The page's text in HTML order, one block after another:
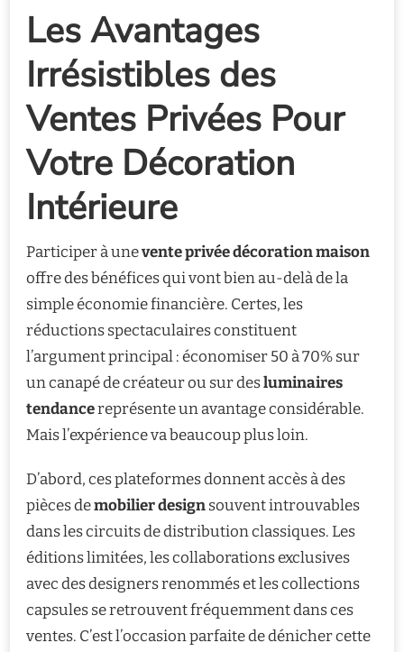
Les Avantages
Irrésistibles des
Ventes Privées Pour
Votre Décoration
Intérieure
Participer à unevente privée décoration maison
offre des bénéfices qui vont bien au-delà de la
simple économie financière. Certes, les
réductions spectaculaires constituent
l’argument principal : économiser 50 à 70% sur
un canapé de créateur ou sur desluminaires
tendancereprésente un avantage considérable.
Mais l’expérience va beaucoup plus loin.
D’abord, ces plateformes donnent accès à des
pièces demobilier designsouvent introuvables
dans les circuits de distribution classiques. Les
éditions limitées, les collaborations exclusives
avec des designers renommés et les collections
capsules se retrouvent fréquemment dans ces
ventes. C’est l’occasion parfaite de dénicher cette